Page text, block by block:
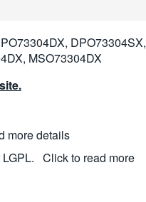
DPO73304SX,
MSO73304DX
more details
Click to read more